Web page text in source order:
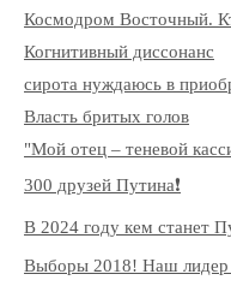
Космодром Восточный.
Когнитивный диссонанс
сирота нуждаюсь в
Власть бритых голов
"Мой отец – теневой
300 друзей Путина❗️
В 2024 году кем станет
Выборы 2018! Наш лидер